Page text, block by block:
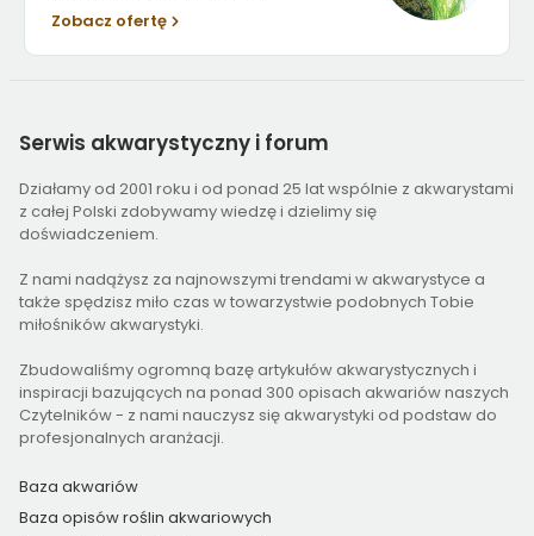
Zobacz ofertę
Serwis akwarystyczny i forum
Działamy od 2001 roku i od ponad 25 lat wspólnie z akwarystami
z całej Polski zdobywamy wiedzę i dzielimy się
doświadczeniem.
Z nami nadążysz za najnowszymi trendami w akwarystyce a
także spędzisz miło czas w towarzystwie podobnych Tobie
miłośników akwarystyki.
Zbudowaliśmy ogromną bazę artykułów akwarystycznych i
inspiracji bazujących na ponad 300 opisach akwariów naszych
Czytelników - z nami nauczysz się akwarystyki od podstaw do
profesjonalnych aranżacji.
Baza akwariów
Baza opisów roślin akwariowych